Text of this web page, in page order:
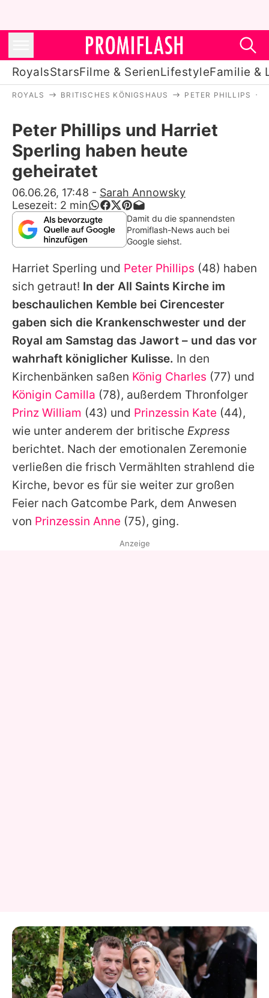
RoyalsStarsFilme & SerienLifestyleFamilie &
Stars
Filme & Serien
Lifestyle
Familie & Liebe
Promiflash Exklusiv
Alle Themen auf Promiflash
Jobs
App runterladen
Team
Redaktionelle Richtlinien
Impressum
Datenschutzerklärung
Utiq verwalten
ROYALS BRITISCHES KÖNIGSHAUS PETER PHILLIPS
Peter Phillips und Harriet
Sperling haben heute
geheiratet
06.06.26, 17:48 - Sarah Annowsky
Lesezeit: 2 min
Damit du die spannendsten
Promiflash-News auch bei
Google siehst.
Harriet Sperling und Peter Phillips (48) haben
sich getraut! In der All Saints Kirche im
beschaulichen Kemble bei Cirencester
gaben sich die Krankenschwester und der
Royal am Samstag das Jawort – und das vor
wahrhaft königlicher Kulisse. In den
Kirchenbänken saßen König Charles (77) und
Königin Camilla (78), außerdem Thronfolger
Prinz William (43) und Prinzessin Kate (44),
wie unter anderem der britische Express
berichtet. Nach der emotionalen Zeremonie
verließen die frisch Vermählten strahlend die
Kirche, bevor es für sie weiter zur großen
Feier nach Gatcombe Park, dem Anwesen
von Prinzessin Anne (75), ging.
Anzeige